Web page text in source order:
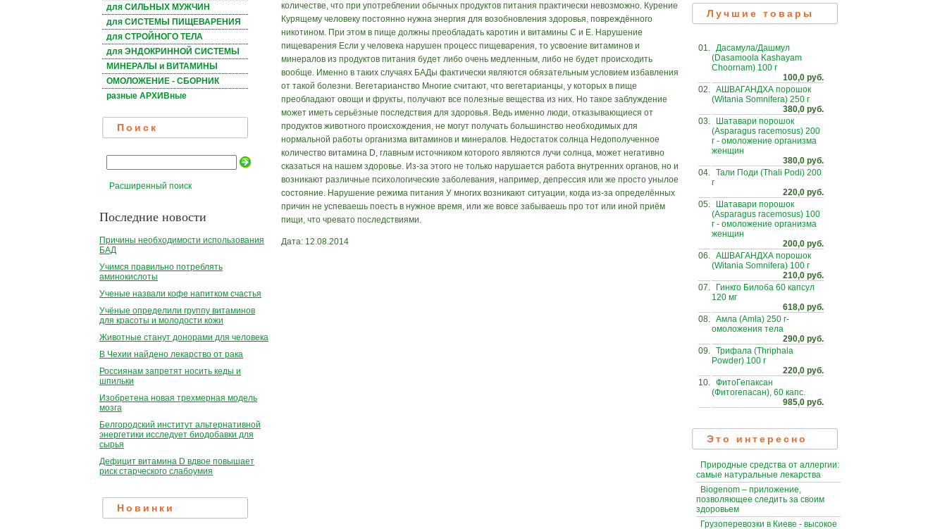
для СИЛЬНЫХ МУЖЧИН
для СИСТЕМЫ ПИЩЕВАРЕНИЯ
для СТРОЙНОГО ТЕЛА
для ЭНДОКРИННОЙ СИСТЕМЫ
МИНЕРАЛЫ и ВИТАМИНЫ
ОМОЛОЖЕНИЕ - СБОРНИК
разные АРХИВные
Поиск
Расширенный поиск
Последние новости
Причины необходимости использования
БАД
Учимся правильно потреблять
аминокислоты
Ученые назвали кофе напитком счастья
Учёные определили группу витаминов
для красоты и молодости кожи
Животные станут донорами для человека
В Чехии найдено лекарство от рака
Россиянам запретят носить кеды и
шпильки
Изобретена новая трехмерная модель
мозга
Белгородский институт альтернативной
энергетики исследует биодобавки для
сырья
Дефицит витамина D вдвое повышает
риск старческого слабоумия
Новинки
количестве, что при употреблении обычных продуктов питания практически невозможно. Курение
Курящему человеку постоянно нужна энергия для возобновления здоровья, повреждённого
никотином. При этом в пище должны преобладать каротин и витамины С и Е. Нарушение
пищеварения Если у человека нарушен процесс пищеварения, то усвоение витаминов и
минералов из продуктов питания будет либо очень медленным, либо не будет происходить
вообще. Именно в таких случаях БАДы фактически являются обязательным условием избавления
от такой болезни. Вегетарианство Многие считают, что вегетарианцы, у которых в пище
преобладают овощи и фрукты, получают все полезные вещества из них. Но такое заблуждение
может иметь серьёзные последствия для здоровья. Ведь именно люди, отказывающиеся от
продуктов животного происхождения, не могут получать большинство необходимых для
нормальной работы организма витаминов и минералов. Недостаток солнца Недополученное
количество витамина D, главным источником которого являются лучи солнца, может негативно
сказаться на нашем здоровье. Из-за этого не только нарушается работа внутренних органов, но и
возникают различные психологические заболевания, например, депрессия или же просто унылое
состояние. Нарушение режима питания У многих возникают ситуации, когда из-за определённых
причин не успеваешь поесть в нужное время, или же вовсе забываешь про тот или иной приём
пищи, что чревато последствиями.
Дата: 12.08.2014
Лучшие товары
01.
Дасамула/Дашмул
(Dasamoola Kashayam
Choornam) 100 г
100,0 руб.
02.
АШВАГАНДХА порошок
(Witania Somnifera) 250 г
380,0 руб.
03.
Шатавари порошок
(Asparagus racemosus) 200
г - омоложение организма
женщин
380,0 руб.
04.
Тали Поди (Thali Podi) 200
г
220,0 руб.
05.
Шатавари порошок
(Asparagus racemosus) 100
г - омоложение организма
женщин
200,0 руб.
06.
АШВАГАНДХА порошок
(Witania Somnifera) 100 г
210,0 руб.
07.
Гинкго Билоба 60 капсул
120 мг
618,0 руб.
08.
Амла (Amla) 250 г-
омоложения тела
290,0 руб.
09.
Трифала (Thriphala
Powder) 100 г
220,0 руб.
10.
ФитоГепаксан
(Фитогепасан), 60 капс.
985,0 руб.
Это интересно
Природные средства от аллергии:
самые натуральные лекарства
Biogenom – приложение,
позволяющее следить за своим
здоровьем
Грузоперевозки в Киеве - высокое